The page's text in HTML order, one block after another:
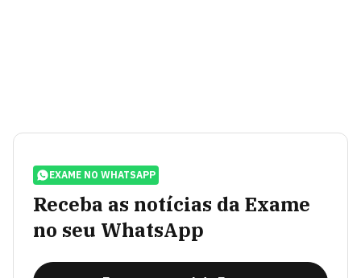
EXAME NO WHATSAPP
Receba as notícias da Exame
no seu WhatsApp